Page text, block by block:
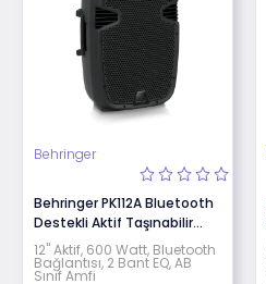
Behringer
Behringer PK112A Bluetooth
Destekli Aktif Taşınabilir
Hoparlör
12" Aktif, 600 Watt, Bluetooth
Bağlantısı, 2 Bant EQ, AB
Sınıf Amfi